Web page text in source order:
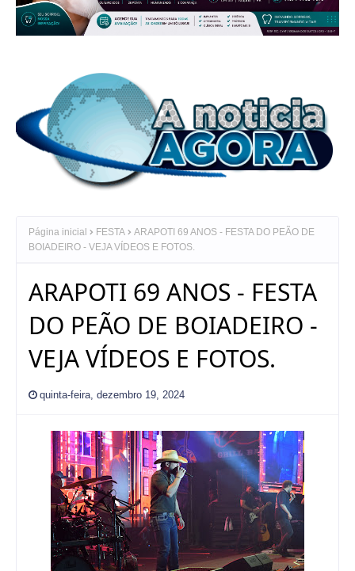
Página inicial FESTA
ARAPOTI 69 ANOS - FESTA DO PEÃO DE
BOIADEIRO - VEJA VÍDEOS E FOTOS.
ARAPOTI 69 ANOS - FESTA
DO PEÃO DE BOIADEIRO -
VEJA VÍDEOS E FOTOS.
quinta-feira, dezembro 19, 2024